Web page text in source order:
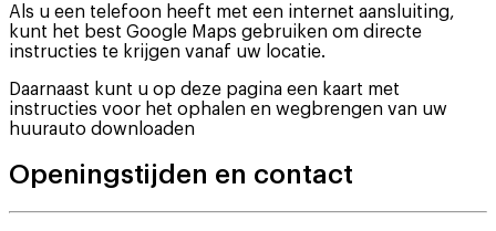
Als u een telefoon heeft met een internet aansluiting,
kunt het best Google Maps gebruiken om directe
instructies te krijgen vanaf uw locatie.
Daarnaast kunt u op deze pagina een kaart met
instructies voor het ophalen en wegbrengen van uw
huurauto downloaden
Openingstijden en contact